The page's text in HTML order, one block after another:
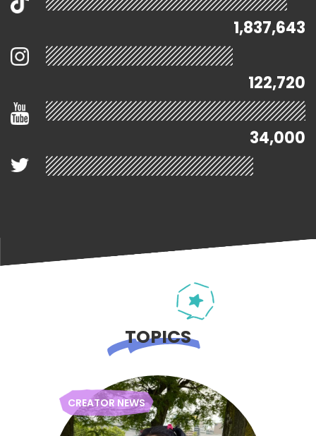
1,837,643
122,720
34,000
TOPICS
CREATOR NEWS